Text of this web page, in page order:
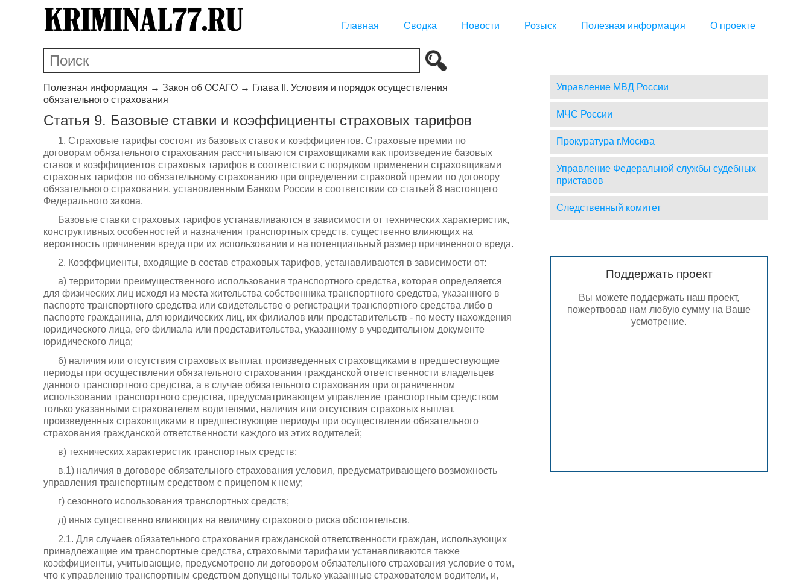
Главная Сводка Новости Розыск Полезная информация О проекте
Полезная информация → Закон об ОСАГО → Глава II. Условия и порядок осуществления
обязательного страхования
Статья 9. Базовые ставки и коэффициенты страховых тарифов
1. Страховые тарифы состоят из базовых ставок и коэффициентов. Страховые премии по
договорам обязательного страхования рассчитываются страховщиками как произведение базовых
ставок и коэффициентов страховых тарифов в соответствии с порядком применения страховщиками
страховых тарифов по обязательному страхованию при определении страховой премии по договору
обязательного страхования, установленным Банком России в соответствии со статьей 8 настоящего
Федерального закона.
Базовые ставки страховых тарифов устанавливаются в зависимости от технических характеристик,
конструктивных особенностей и назначения транспортных средств, существенно влияющих на
вероятность причинения вреда при их использовании и на потенциальный размер причиненного вреда.
2. Коэффициенты, входящие в состав страховых тарифов, устанавливаются в зависимости от:
а) территории преимущественного использования транспортного средства, которая определяется
для физических лиц исходя из места жительства собственника транспортного средства, указанного в
паспорте транспортного средства или свидетельстве о регистрации транспортного средства либо в
паспорте гражданина, для юридических лиц, их филиалов или представительств - по месту нахождения
юридического лица, его филиала или представительства, указанному в учредительном документе
юридического лица;
б) наличия или отсутствия страховых выплат, произведенных страховщиками в предшествующие
периоды при осуществлении обязательного страхования гражданской ответственности владельцев
данного транспортного средства, а в случае обязательного страхования при ограниченном
использовании транспортного средства, предусматривающем управление транспортным средством
только указанными страхователем водителями, наличия или отсутствия страховых выплат,
произведенных страховщиками в предшествующие периоды при осуществлении обязательного
страхования гражданской ответственности каждого из этих водителей;
в) технических характеристик транспортных средств;
в.1) наличия в договоре обязательного страхования условия, предусматривающего возможность
управления транспортным средством с прицепом к нему;
г) сезонного использования транспортных средств;
д) иных существенно влияющих на величину страхового риска обстоятельств.
2.1. Для случаев обязательного страхования гражданской ответственности граждан, использующих
принадлежащие им транспортные средства, страховыми тарифами устанавливаются также
коэффициенты, учитывающие, предусмотрено ли договором обязательного страхования условие о том,
что к управлению транспортным средством допущены только указанные страхователем водители, и,
Управление МВД России
МЧС России
Прокуратура г.Москва
Управление Федеральной службы судебных
приставов
Следственный комитет
Поддержать проект
Вы можете поддержать наш проект,
пожертвовав нам любую сумму на Ваше
усмотрение.